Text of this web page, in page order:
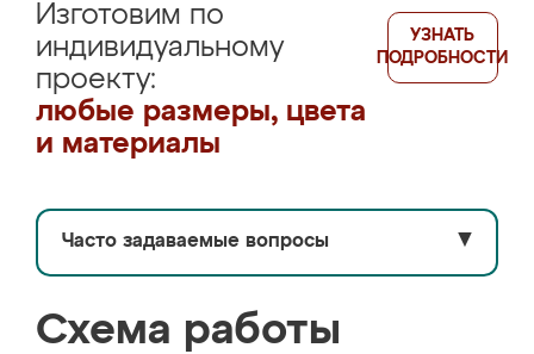
Изготовим по
индивидуальному
проекту:
любые размеры, цвета
и материалы
УЗНАТЬ
ПОДРОБНОСТИ
Часто задаваемые вопросы ▼
Схема работы